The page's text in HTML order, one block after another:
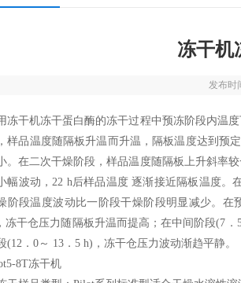
冻干机
发布时
冻干机冻干蛋白酶的冻干过程中预冻阶段内温
样品温度随隔板升温而升温，隔板温度达到预
。在二次干燥阶段，样品温度随隔板上升斜率
幅波动，22 h后样品温度 逐渐接近隔板温度
阶段温度波动比一阶段干燥阶段明显减少。
冻干仓压力随隔板升温而提高；在中间阶段(7
(12．0～ 13．5 h)，冻干仓压力波动渐趋平静。
8T冻干机